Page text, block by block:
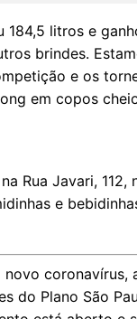
184,5 litros e
brindes.
e os
em copos
Rua Javari,
e
do Plano São